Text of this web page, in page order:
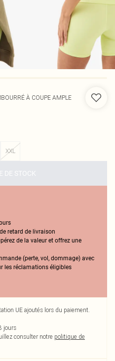
À COUPE AMPLE
XXL
DE STOCK
retard de livraison
de la valeur et offrez une
(perte, vol, dommage) avec
les réclamations éligibles
UE ajoutés lors du paiement.
jours
consulter notre politique de